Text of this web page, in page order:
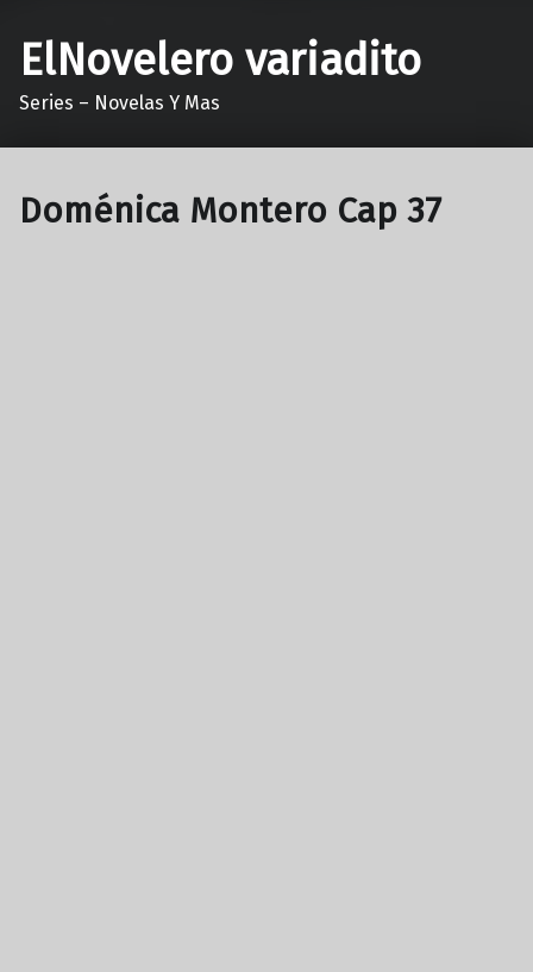
ElNovelero variadito
Series – Novelas Y Mas
Doménica Montero Cap 37